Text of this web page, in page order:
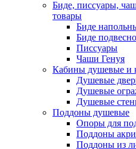
Биде, писсуары,
товары
Биде
Биде
Писсуары
Чаши Генуя
Кабины душевые и
Душевые
Душевые
Душевые
Поддоны душевые
Опоры для
Поддоны
Поддоны из